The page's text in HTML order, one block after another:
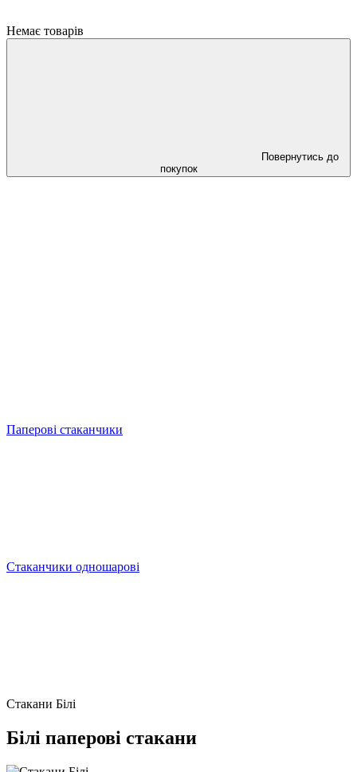
Немає товарів
Повернутись до
покупок
Паперові стаканчики
Стаканчики одношарові
Стакани Білі
Білі паперові стакани